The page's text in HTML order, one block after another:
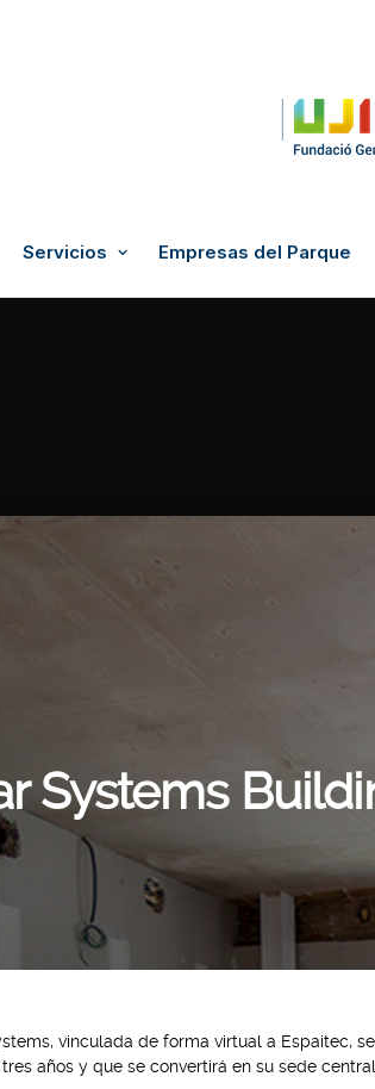
Servicios Empresas del Parque
Systems
, vinculada de forma virtual a Espaitec,
años y que se convertirá en su sede central.